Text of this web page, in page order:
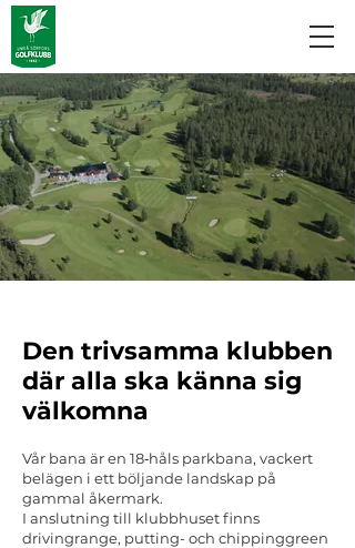
Den trivsamma klubben
där alla ska känna sig
välkomna
Vår bana är en 18‑håls parkbana, vackert
belägen i ett böljande landskap på
gammal åkermark.
I anslutning till klubbhuset finns
drivingrange, putting- och chippinggreen